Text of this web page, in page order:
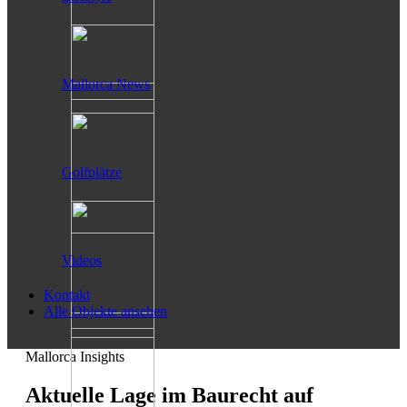
Mallorca News
Golfplätze
Videos
Kontakt
Alle Objekte ansehen
Mallorca Insights
Aktuelle Lage im Baurecht auf